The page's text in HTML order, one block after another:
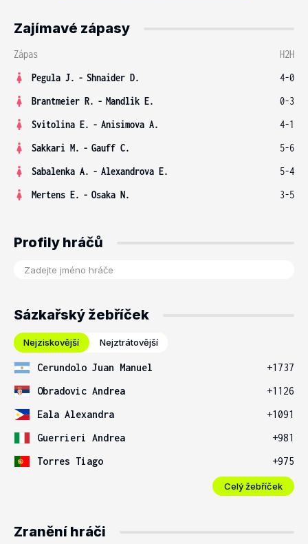
Zajímavé zápasy
Zápas
H2H
Pegula J. - Shnaider D.
4-0
Brantmeier R. - Mandlik E.
0-3
Svitolina E. - Anisimova A.
4-1
Sakkari M. - Gauff C.
5-6
Sabalenka A. - Alexandrova E.
5-4
Mertens E. - Osaka N. 3-5
Profily hráčů
Sázkařský žebříček
Nejziskovější Nejztrátovější
Cerundolo Juan Manuel
+1737
Obradovic Andrea
+1126
Eala Alexandra
+1091
Guerrieri Andrea
+981
Torres Tiago
+975
Celý žebříček
Zranění hráči